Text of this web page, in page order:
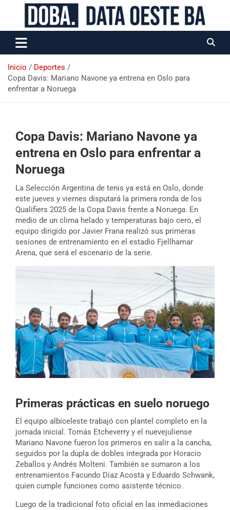
Data Oeste BA
Inicio
Deportes
Copa Davis: Mariano Navone ya entrena en Oslo para
enfrentar a Noruega
Copa Davis: Mariano Navone ya
entrena en Oslo para enfrentar a
Noruega
La Selección Argentina de tenis ya está en Oslo, donde
este jueves y viernes disputará la primera ronda de los
Qualifiers 2025 de la Copa Davis frente a Noruega. En
medio de un clima helado y temperaturas bajo cero, el
equipo dirigido por Javier Frana realizó sus primeras
sesiones de entrenamiento en el estadio Fjellhamar
Arena, que será el escenario de la serie.
Primeras prácticas en suelo noruego
El equipo albiceleste trabajó con plantel completo en la
jornada inicial. Tomás Etcheverry y el nuevejuliense
Mariano Navone fueron los primeros en salir a la cancha,
seguidos por la dupla de dobles integrada por Horacio
Zeballos y Andrés Molteni. También se sumaron a los
entrenamientos Facundo Díaz Acosta y Eduardo Schwank,
quien cumple funciones como asistente técnico.
Luego de la tradicional foto oficial en las inmediaciones